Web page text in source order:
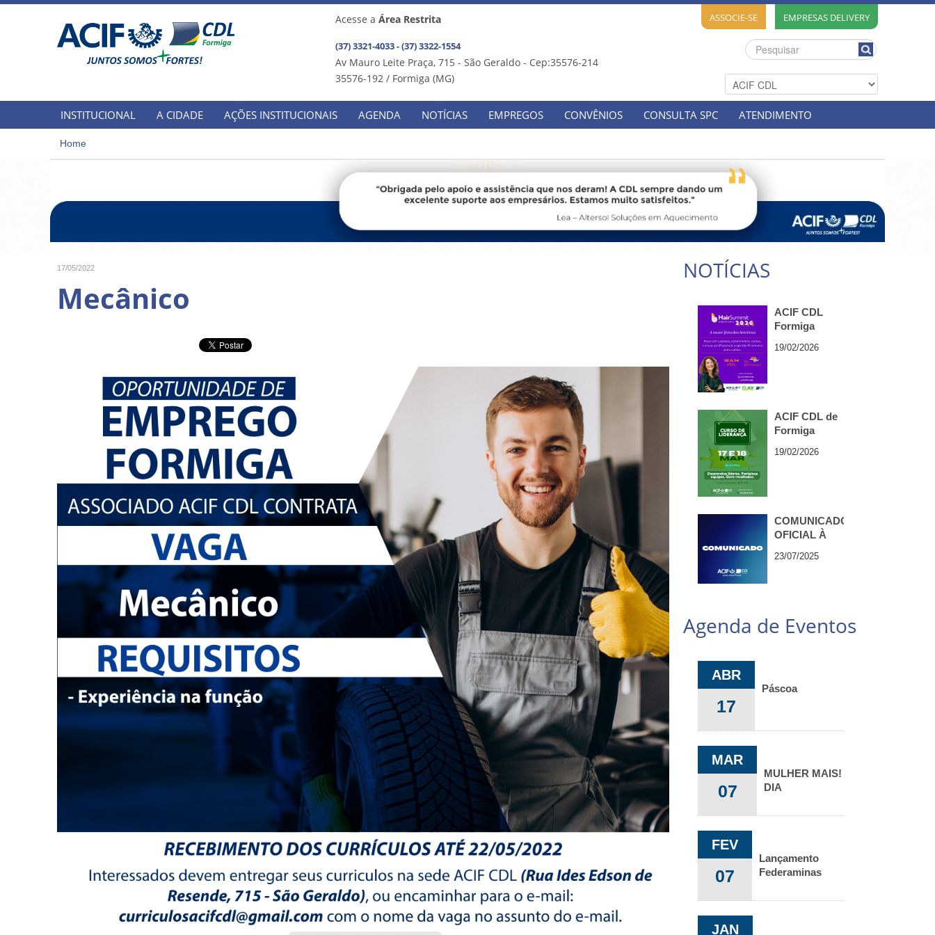
Acesse a Área Restrita
(37) 3321-4033 - (37) 3322-1554
Av Mauro Leite Praça, 715 - São Geraldo - Cep:35576-214
35576-192 / Formiga (MG)
ASSOCIE-SE EMPRESAS DELIVERY
INSTITUCIONAL A CIDADE AÇÕES INSTITUCIONAIS AGENDA NOTÍCIAS EMPREGOS CONVÊNIOS CONSULTA SPC ATENDIMENTO
Home
17/05/2022
Mecânico
NOTÍCIAS
ACIF CDL
Formiga
Missão
19/02/2026
ACIF CDL de
Formiga
Curso de
19/02/2026
COMUNICADO
OFICIAL À
ACIF CDL
23/07/2025
Agenda de Eventos
ABR
17
Páscoa
MAR
07
MULHER MAIS!
DIA
DA MULHER
FEV
07
Lançamento
Federaminas
JAN